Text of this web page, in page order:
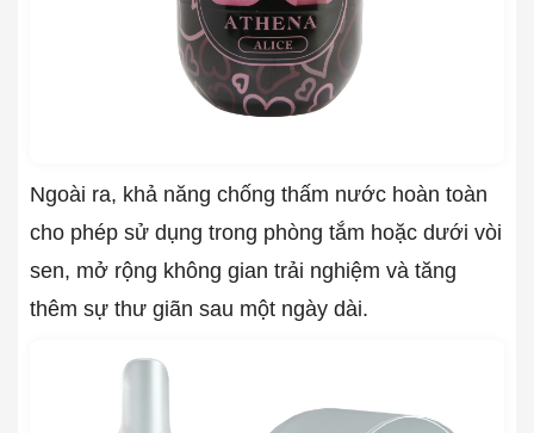
Ngoài ra, khả năng chống thấm nước hoàn toàn
cho phép sử dụng trong phòng tắm hoặc dưới vòi
sen, mở rộng không gian trải nghiệm và tăng
thêm sự thư giãn sau một ngày dài.